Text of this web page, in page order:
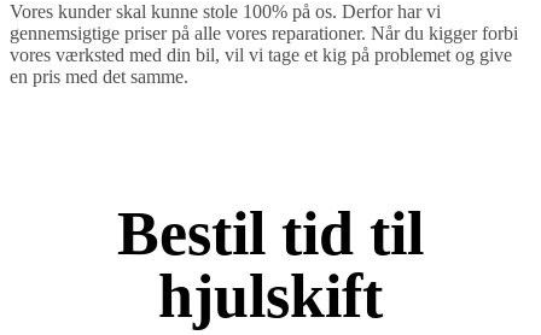
Vores kunder skal kunne stole 100% på os. Derfor har vi
gennemsigtige priser på alle vores reparationer. Når du kigger forbi
vores værksted med din bil, vil vi tage et kig på problemet og give
en pris med det samme.
Bestil tid til
hjulskift